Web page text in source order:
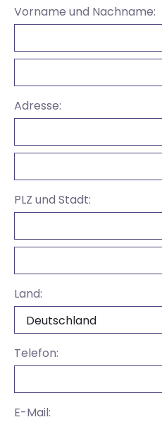
Vorname und Nachname:
Adresse:
PLZ und Stadt:
Land:
Telefon:
E-Mail: